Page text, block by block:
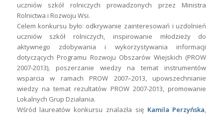
uczniów szkół rolniczych prowadzonych przez Ministra
Rolnictwa i Rozwoju Wsi.
Celem konkursu było: odkrywanie zainteresowań i uzdolnień
uczniów szkół rolniczych, inspirowanie młodzieży do
aktywnego zdobywania i wykorzystywania informacji
dotyczących Programu Rozwoju Obszarów Wiejskich (PROW
2007-2013), poszerzanie wiedzy na temat instrumentów
wsparcia w ramach PROW 2007–2013, upowszechnianie
wiedzy na temat rezultatów PROW 2007-2013, promowanie
Lokalnych Grup Działania.
Wśród laureatów konkursu znalazła się Kamila Perzyńska,